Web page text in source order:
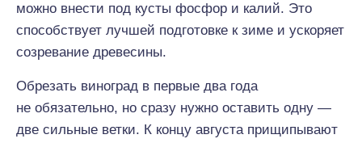
можно внести под кусты фосфор и калий. Это
способствует лучшей подготовке к зиме и ускоряет
созревание древесины.
Обрезать виноград в первые два года
не обязательно, но сразу нужно оставить одну —
две сильные ветки. К концу августа прищипывают